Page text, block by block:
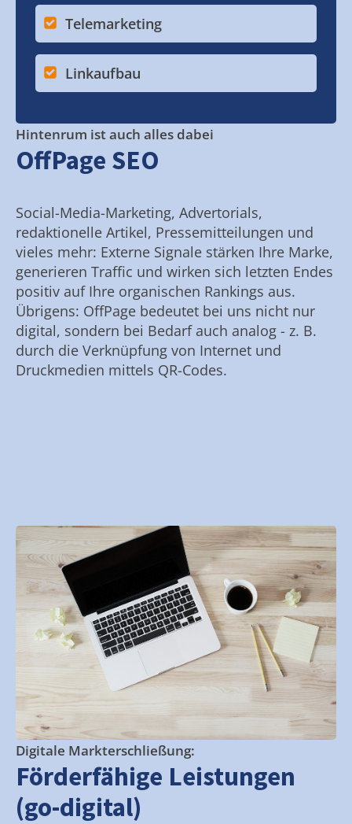
Telemarketing
Linkaufbau
Hintenrum ist auch alles dabei
OffPage SEO
Social-Media-Marketing, Advertorials,
redaktionelle Artikel, Pressemitteilungen und
vieles mehr: Externe Signale stärken Ihre Marke,
generieren Traffic und wirken sich letzten Endes
positiv auf Ihre organischen Rankings aus.
Übrigens: OffPage bedeutet bei uns nicht nur
digital, sondern bei Bedarf auch analog - z. B.
durch die Verknüpfung von Internet und
Druckmedien mittels QR-Codes.
Digitale Markterschließung:
Förderfähige Leistungen
(go-digital)